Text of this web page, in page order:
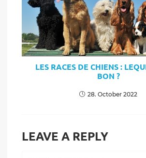
LES RACES DE CHIENS :
BON ?
28. October 2022
LEAVE A REPLY